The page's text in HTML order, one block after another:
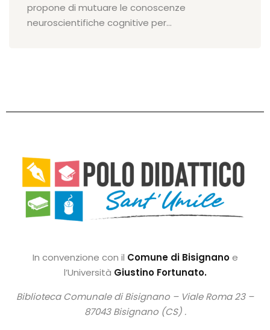
propone di mutuare le conoscenze
neuroscientifiche cognitive per…
In convenzione con il Comune di Bisignanoe
l’Università Giustino Fortunato.
Biblioteca Comunale di Bisignano – Viale Roma 23 –
87043 Bisignano (CS) .